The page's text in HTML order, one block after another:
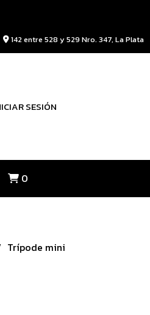
142 entre 528 y 529 Nro. 347, La Plata
SESIÓN
0
Trípode mini